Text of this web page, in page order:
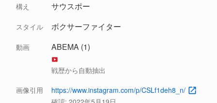
構え サウスポー
スタイル ボクサーファイター
動画 ABEMA (1)
戦歴から自動抽出
画像引用
https://www.instagram.com/p/CSLf1deh8_n/